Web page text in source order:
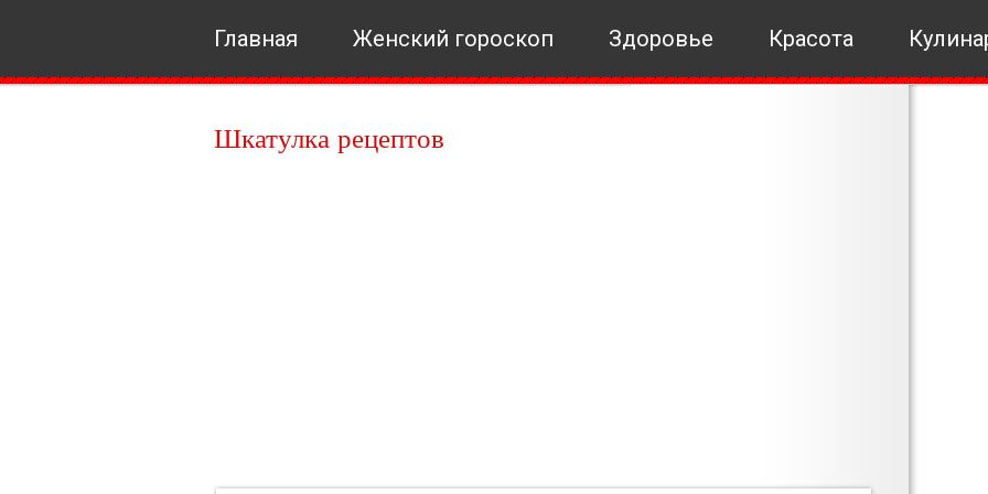
Главная Женский гороскоп Здоровье Красота
Шкатулка рецептов